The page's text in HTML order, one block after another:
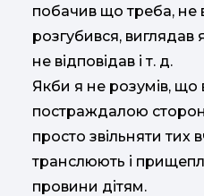
побачив що треба, не
розгубився, виглядав
не відповідав і т. д.
Якби я не розумів, що
постраждалою
просто звільняти тих
транслюють і
провини дітям.